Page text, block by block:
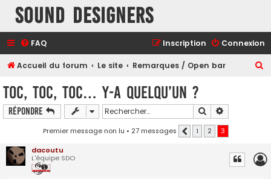
Sound Designers
FAQ Connexion
Inscription
Accueil du forum Le site Remarques / Open bar
c
Toc, toc, toc… y-a quelqu’un ?
Répondre Rechercher
Premier message non lu • 27 messages Précédent
1 2
3
dacoutu
L'équipe SDO